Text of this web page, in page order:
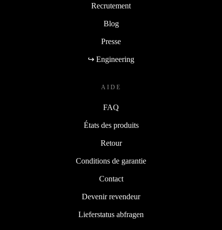
Recrutement
Blog
Presse
↪ Engineering
AIDE
FAQ
États des produits
Retour
Conditions de garantie
Contact
Devenir revendeur
Lieferstatus abfragen